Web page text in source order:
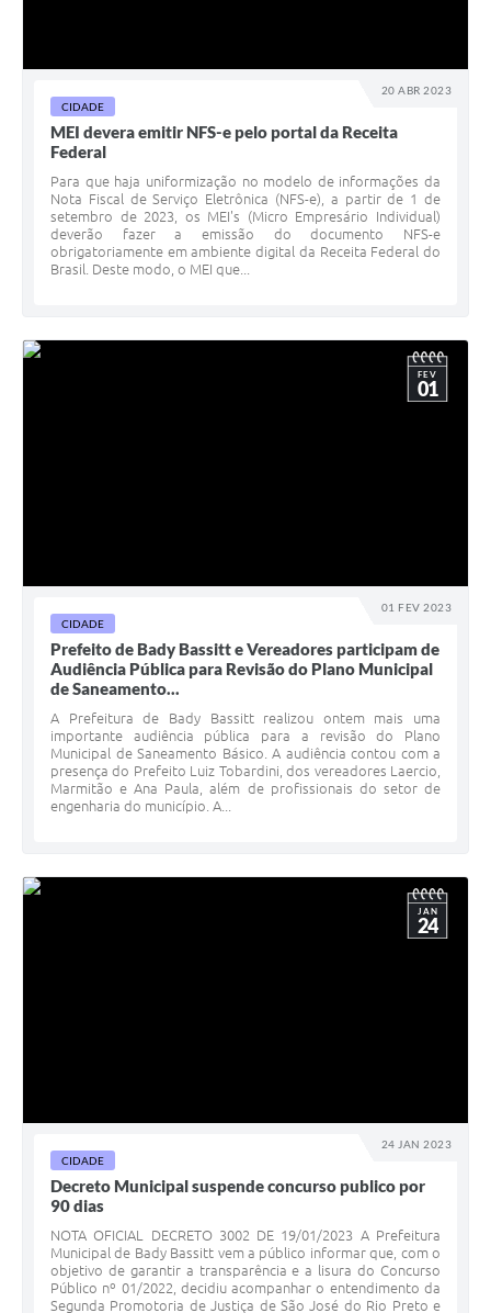
20 ABR 2023
CIDADE
MEI devera emitir NFS-e pelo portal da Receita
Federal
Para que haja uniformização no modelo de informações da
Nota Fiscal de Serviço Eletrônica (NFS-e), a partir de 1 de
setembro de 2023, os MEI's (Micro Empresário Individual)
deverão fazer a emissão do documento NFS-e
obrigatoriamente em ambiente digital da Receita Federal do
Brasil. Deste modo, o MEI que...
01 FEV 2023
FEV
01
CIDADE
Prefeito de Bady Bassitt e Vereadores participam de
Audiência Pública para Revisão do Plano Municipal
de Saneamento...
A Prefeitura de Bady Bassitt realizou ontem mais uma
importante audiência pública para a revisão do Plano
Municipal de Saneamento Básico. A audiência contou com a
presença do Prefeito Luiz Tobardini, dos vereadores Laercio,
Marmitão e Ana Paula, além de profissionais do setor de
engenharia do município. A...
24 JAN 2023
JAN
24
CIDADE
Decreto Municipal suspende concurso publico por
90 dias
NOTA OFICIAL DECRETO 3002 DE 19/01/2023 A Prefeitura
Municipal de Bady Bassitt vem a público informar que, com o
objetivo de garantir a transparência e a lisura do Concurso
Público nº 01/2022, decidiu acompanhar o entendimento da
Segunda Promotoria de Justiça de São José do Rio Preto e